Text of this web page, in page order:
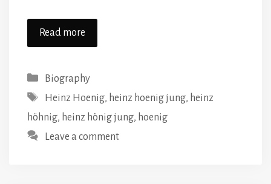
Read more
Categories
Biography
Tags
Heinz Hoenig, heinz hoenig jung, heinz
höhnig, heinz hönig jung, hoenig
Leave a comment